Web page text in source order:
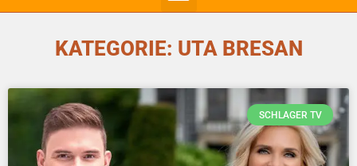
KATEGORIE: UTA BRESAN
SCHLAGER TV